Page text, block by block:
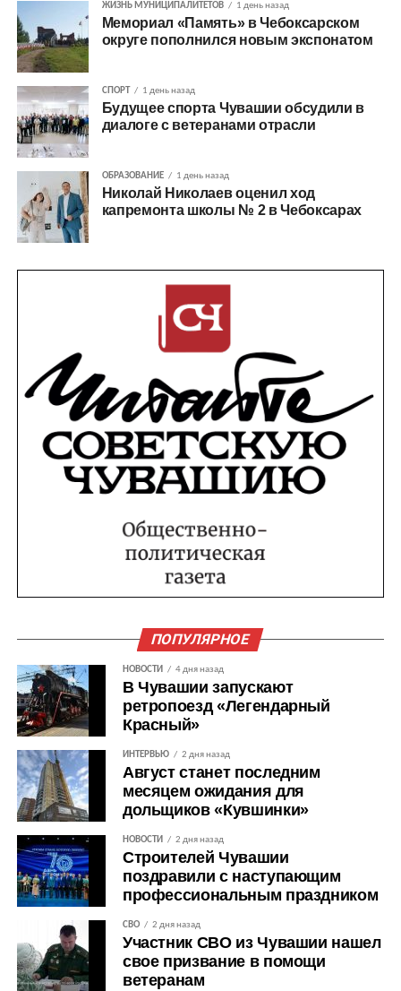
ЖИЗНЬ МУНИЦИПАЛИТЕТОВ 1 день назад
Мемориал «Память» в Чебоксарском
округе пополнился новым экспонатом
СПОРТ 1 день назад
Будущее спорта Чувашии обсудили в
диалоге с ветеранами отрасли
ОБРАЗОВАНИЕ 1 день назад
Николай Николаев оценил ход
капремонта школы № 2 в Чебоксарах
ПОПУЛЯРНОЕ
НОВОСТИ 4 дня назад
В Чувашии запускают
ретропоезд «Легендарный
Красный»
ИНТЕРВЬЮ 2 дня назад
Август станет последним
месяцем ожидания для
дольщиков «Кувшинки»
НОВОСТИ 2 дня назад
Строителей Чувашии
поздравили с наступающим
профессиональным праздником
СВО 2 дня назад
Участник СВО из Чувашии нашел
свое призвание в помощи
ветеранам